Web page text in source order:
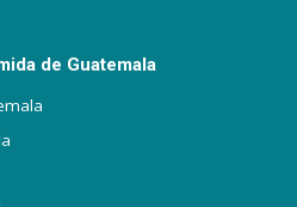
de Guatemala